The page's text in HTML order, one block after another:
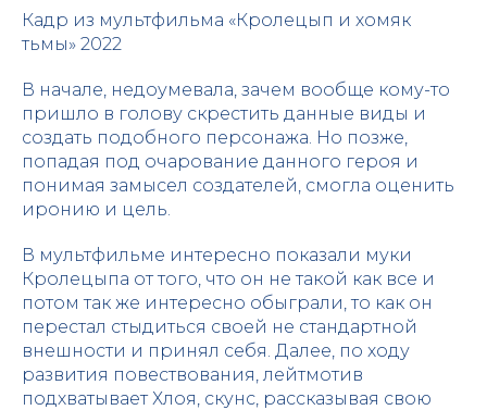
Кадр из мультфильма «Кролецып и хомяк
тьмы» 2022
В начале, недоумевала, зачем вообще кому-то
пришло в голову скрестить данные виды и
создать подобного персонажа. Но позже,
попадая под очарование данного героя и
понимая замысел создателей, смогла оценить
иронию и цель.
В мультфильме интересно показали муки
Кролецыпа от того, что он не такой как все и
потом так же интересно обыграли, то как он
перестал стыдиться своей не стандартной
внешности и принял себя. Далее, по ходу
развития повествования, лейтмотив
подхватывает Хлоя, скунс, рассказывая свою